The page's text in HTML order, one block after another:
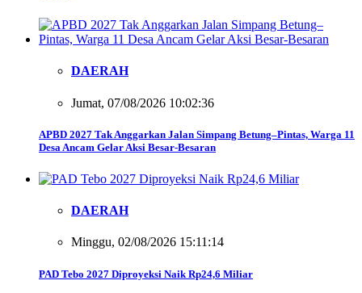
DAERAH
Jumat, 07/08/2026 10:02:36
APBD 2027 Tak Anggarkan Jalan Simpang Betung–Pintas, Warga 11
Desa Ancam Gelar Aksi Besar-Besaran
DAERAH
Minggu, 02/08/2026 15:11:14
PAD Tebo 2027 Diproyeksi Naik Rp24,6 Miliar